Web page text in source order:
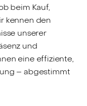
beim Kauf,
kennen den
unserer
und
eine effiziente,
– abgestimmt